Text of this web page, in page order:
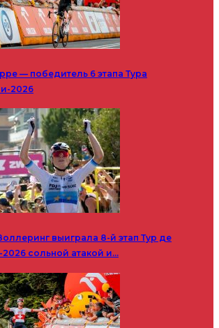
— победитель 6 этапа Тура
2026
выиграла 8-й этап Тур де
сольной атакой и…